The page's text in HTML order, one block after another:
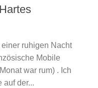
ruhigen Nacht
Mobile
war rum) . Ich
auf der...